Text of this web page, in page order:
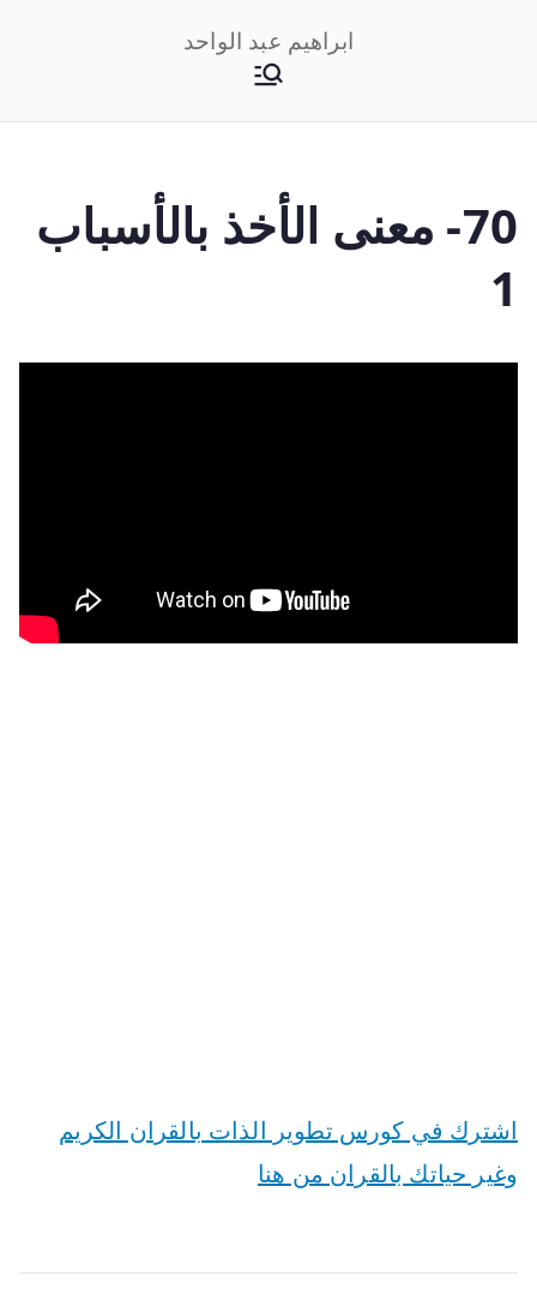
ابراهيم عبد الواحد
70- معنى الأخذ بالأسباب
1
اشترك في كورس تطوير الذات بالقران الكريم
وغير حياتك بالقران من هنا